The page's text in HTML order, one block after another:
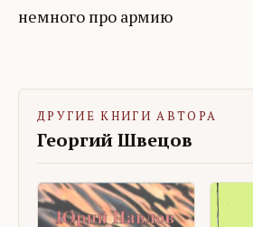
немного про армию
ДРУГИЕ КНИГИ АВТОРА
Георгий Швецов